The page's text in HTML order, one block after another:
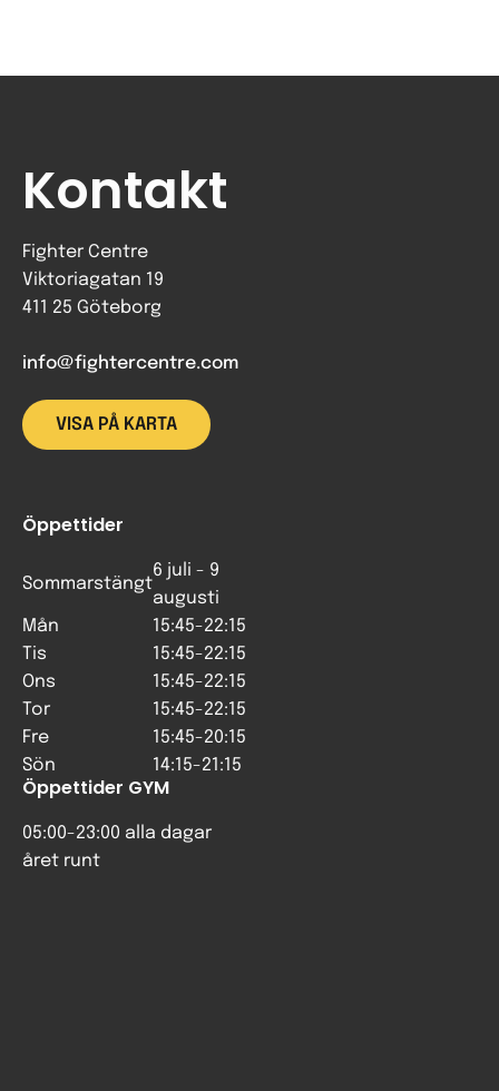
Kontakt
Fighter Centre
Viktoriagatan 19
411 25 Göteborg
info@fightercentre.com
VISA PÅ KARTA
Öppettider
Sommarstängt
6 juli - 9
augusti
Mån
15:45-22:15
Tis
15:45-22:15
Ons
15:45-22:15
Tor
15:45-22:15
Fre
15:45-20:15
Sön
14:15-21:15
Öppettider GYM
05:00-23:00 alla dagar
året runt